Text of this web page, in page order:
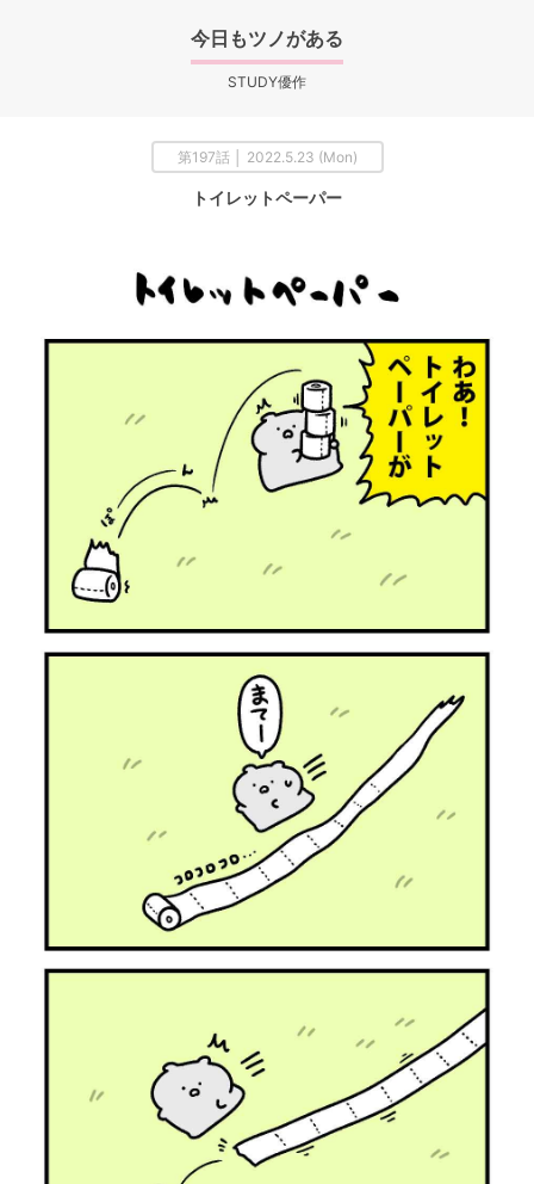
今日もツノがある
STUDY優作
第197話 │ 2022.5.23 (Mon)
トイレットペーパー